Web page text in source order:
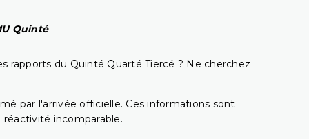
Quinté
rapports du Quinté Quarté Tiercé ? Ne cherchez
par l'arrivée officielle. Ces informations sont
incomparable.